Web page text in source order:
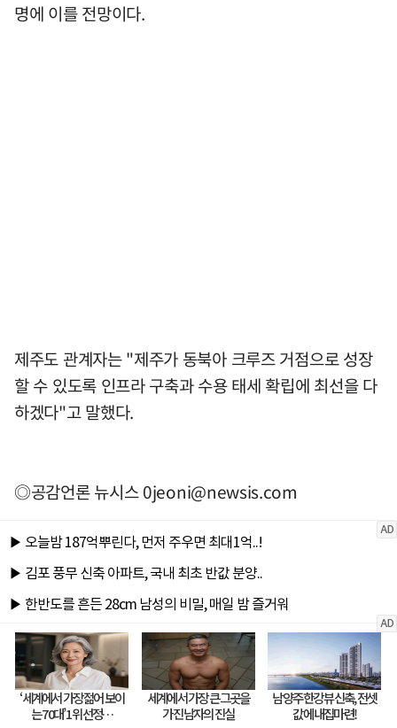
명에 이를 전망이다.
제주도 관계자는 "제주가 동북아 크루즈 거점으로 성장
할 수 있도록 인프라 구축과 수용 태세 확립에 최선을 다
하겠다"고 말했다.
◎공감언론 뉴시스0jeoni@newsis.com